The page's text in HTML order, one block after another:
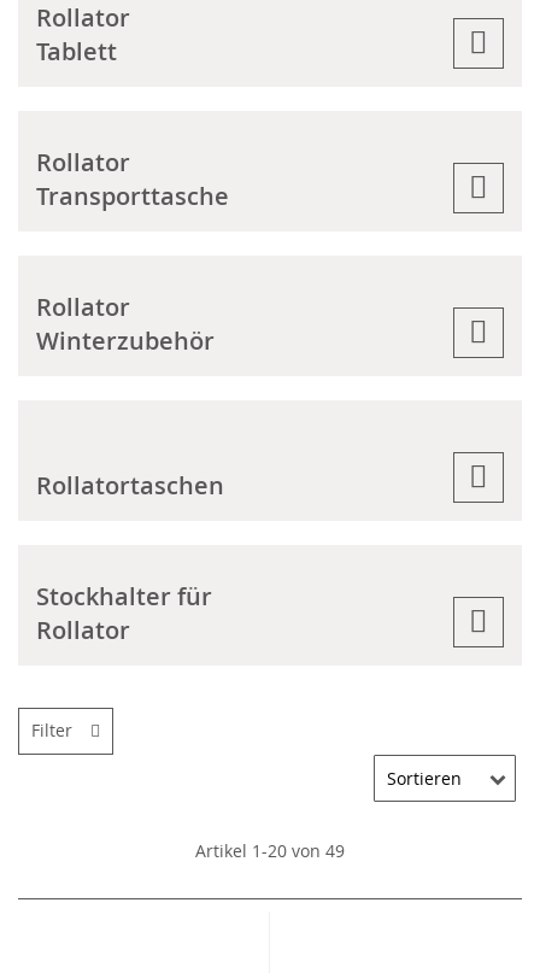
Rollator
Tablett
Rollator
Transporttasche
Rollator
Winterzubehör
Rollatortaschen
Stockhalter für
Rollator
Artikel 1-20 von 49
Filter